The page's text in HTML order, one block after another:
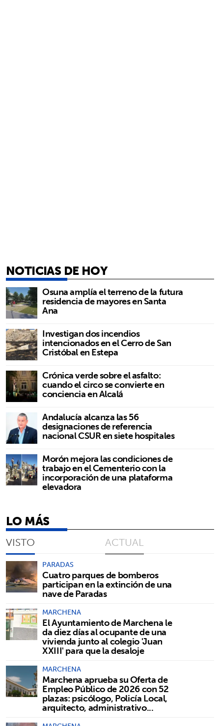
NOTICIAS DE HOY
Osuna amplía el terreno de la futura
residencia de mayores en Santa
Ana
Investigan dos incendios
intencionados en el Cerro de San
Cristóbal en Estepa
Crónica verde sobre el asfalto:
cuando el circo se convierte en
conciencia en Alcalá
Andalucía alcanza las 56
designaciones de referencia
nacional CSUR en siete hospitales
Morón mejora las condiciones de
trabajo en el Cementerio con la
incorporación de una plataforma
elevadora
LO MÁS
VISTO ACTUAL
PARADAS
Cuatro parques de bomberos
participan en la extinción de una
nave de Paradas
MARCHENA
El Ayuntamiento de Marchena le
da diez días al ocupante de una
vivienda junto al colegio 'Juan
XXIII' para que la desaloje
MARCHENA
Marchena aprueba su Oferta de
Empleo Público de 2026 con 52
plazas: psicólogo, Policía Local,
arquitecto, administrativo...